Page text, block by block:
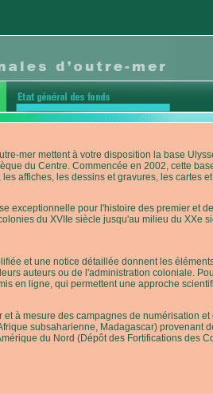
mer mettent à votre disposition la base
du Centre. Commencée en 2002, cette
affiches, les dessins et gravures, les cartes et
exceptionnelle pour l'histoire des premier et
du XVIIe siècle jusqu'au milieu du XXe
et une notice détaillée donnent les
auteurs ou de l'administration coloniale.
en ligne, qui permettent une approche
et à mesure des campagnes de numérisation
subsaharienne, Madagascar) provenant
du Nord (Dépôt des Fortifications des